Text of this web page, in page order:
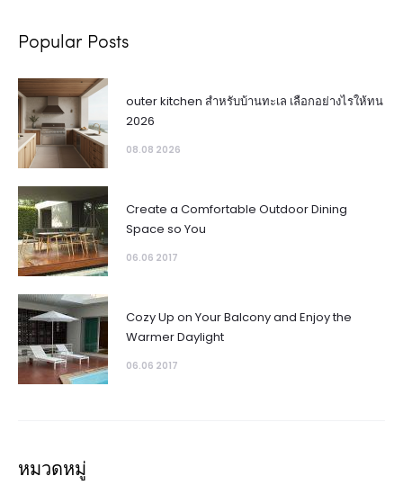
Popular Posts
outer kitchen สำหรับบ้านทะเล เลือกอย่างไรให้ทน
2026
08.08 2026
Create a Comfortable Outdoor Dining
Space so You
06.06 2017
Cozy Up on Your Balcony and Enjoy the
Warmer Daylight
06.06 2017
หมวดหมู่